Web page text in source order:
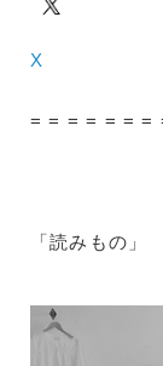
X
= = = = = = =
「読みもの」